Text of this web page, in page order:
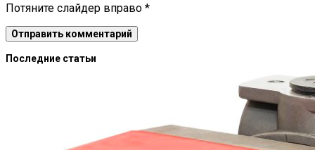
Потяните слайдер вправо *
Последние статьи